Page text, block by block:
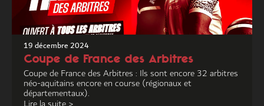
19 décembre 2024
Coupe de France des Arbitres
Coupe de France des Arbitres : Ils sont encore 32 arbitres
néo-aquitains encore en course (régionaux et
départementaux).